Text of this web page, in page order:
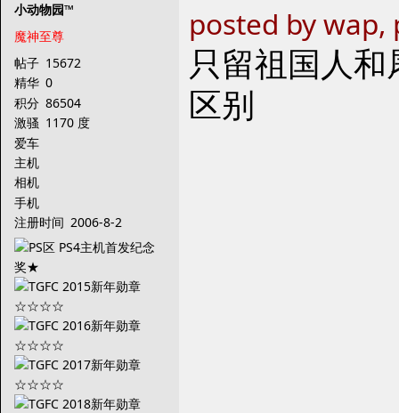
小动物园™
魔神至尊
帖子 15672
精华 0
积分 86504
激骚 1170 度
爱车
主机
相机
手机
注册时间 2006-8-2
posted by
只留祖国人
区别